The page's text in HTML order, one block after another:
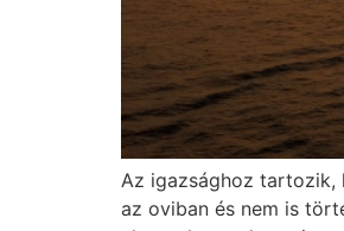
Az igazsághoz tartozik,
az oviban és nem is